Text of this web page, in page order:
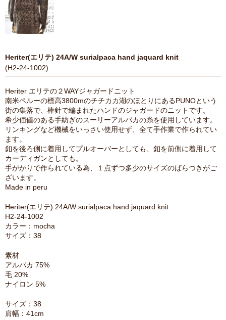
Heriter(エリテ) 24A/W surialpaca hand jaquard knit
(H2-24-1002)
Heriter エリテの２WAYジャガードニット
南米ペルーの標高3800mのチチカカ湖のほとりにあるPUNOという
街の集落で、棒針で編まれたハンドのジャガードのニットです。
希少価値のある手紡ぎのスーリーアルパカの糸を使用しています。
リンキングなど機械をいっさい使用せず、全て手作業で作られてい
ます。
釦を後ろ側に着用してプルオーバーとしても、釦を前側に着用して
カーディガンとしても。
手がかりで作られている為、１点ずつ多少のサイズのばらつきがご
ざいます。
Made in peru
Heriter(エリテ) 24A/W surialpaca hand jaquard knit
H2-24-1002
カラー：mocha
サイズ：38
素材
アルパカ 75%
毛 20%
ナイロン 5%
サイズ：38
肩幅：41cm